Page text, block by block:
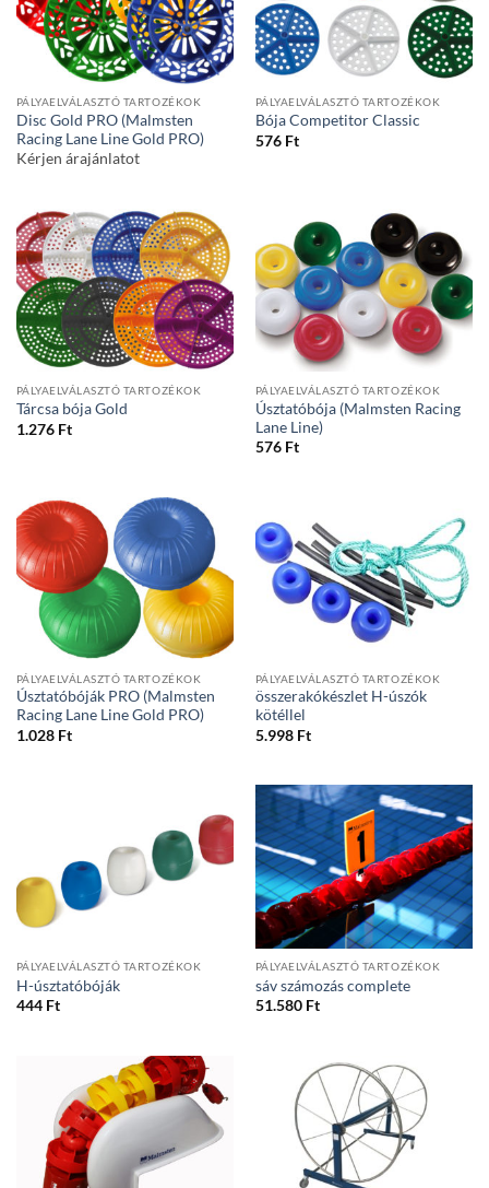
PÁLYAELVÁLASZTÓ TARTOZÉKOK
Disc Gold PRO (Malmsten
Racing Lane Line Gold PRO)
Kérjen árajánlatot
PÁLYAELVÁLASZTÓ TARTOZÉKOK
Bója Competitor Classic
576 Ft
PÁLYAELVÁLASZTÓ TARTOZÉKOK
Tárcsa bója Gold
1.276 Ft
PÁLYAELVÁLASZTÓ TARTOZÉKOK
Úsztatóbója (Malmsten Racing
Lane Line)
576 Ft
PÁLYAELVÁLASZTÓ TARTOZÉKOK
Úsztatóbóják PRO (Malmsten
Racing Lane Line Gold PRO)
1.028 Ft
PÁLYAELVÁLASZTÓ TARTOZÉKOK
összerakókészlet H-úszók
kötéllel
5.998 Ft
PÁLYAELVÁLASZTÓ TARTOZÉKOK
H-úsztatóbóják
444 Ft
PÁLYAELVÁLASZTÓ TARTOZÉKOK
sáv számozás complete
51.580 Ft